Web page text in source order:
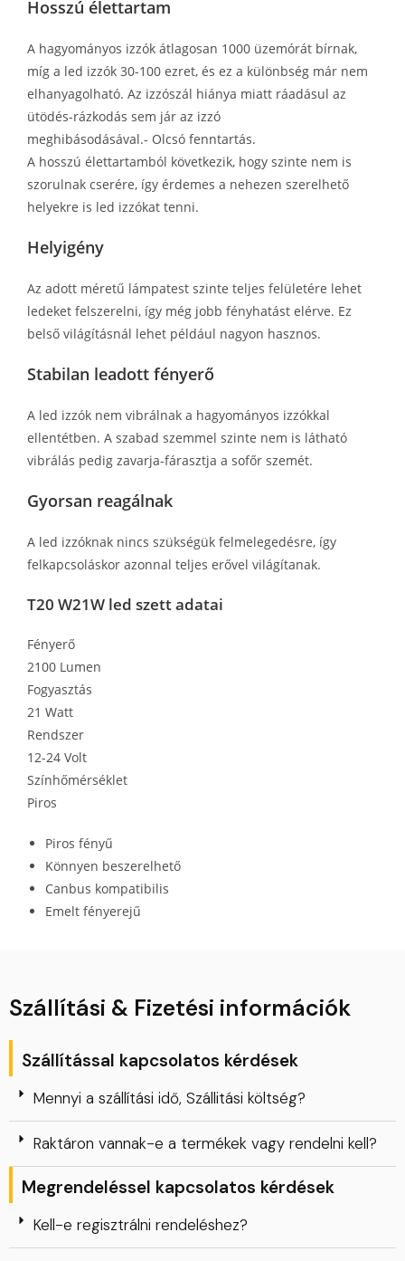
Hosszú élettartam
A hagyományos izzók átlagosan 1000 üzemórát bírnak,
míg a led izzók 30-100 ezret, és ez a különbség már nem
elhanyagolható. Az izzószál hiánya miatt ráadásul az
ütödés-rázkodás sem jár az izzó
meghibásodásával.- Olcsó fenntartás.
A hosszú élettartamból következik, hogy szinte nem is
szorulnak cserére, így érdemes a nehezen szerelhető
helyekre is led izzókat tenni.
Helyigény
Az adott méretű lámpatest szinte teljes felületére lehet
ledeket felszerelni, így még jobb fényhatást elérve. Ez
belső világításnál lehet például nagyon hasznos.
Stabilan leadott fényerő
A led izzók nem vibrálnak a hagyományos izzókkal
ellentétben. A szabad szemmel szinte nem is látható
vibrálás pedig zavarja-fárasztja a sofőr szemét.
Gyorsan reagálnak
A led izzóknak nincs szükségük felmelegedésre, így
felkapcsoláskor azonnal teljes erővel világítanak.
T20 W21W led szett adatai
Fényerő
2100 Lumen
Fogyasztás
21 Watt
Rendszer
12-24 Volt
Színhőmérséklet
Piros
Piros​ fényű
Könnyen beszerelhető
Canbus kompatibilis
Emelt fényerejű
Szállítási & Fizetési információk
Szállítással kapcsolatos kérdések
Mennyi a szállítási idő, Szállitási költség?
Raktáron vannak-e a termékek vagy rendelni kell?
Megrendeléssel kapcsolatos kérdések
Kell-e regisztrálni rendeléshez?